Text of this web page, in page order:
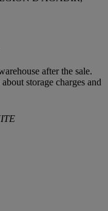
after the sale.
storage charges and